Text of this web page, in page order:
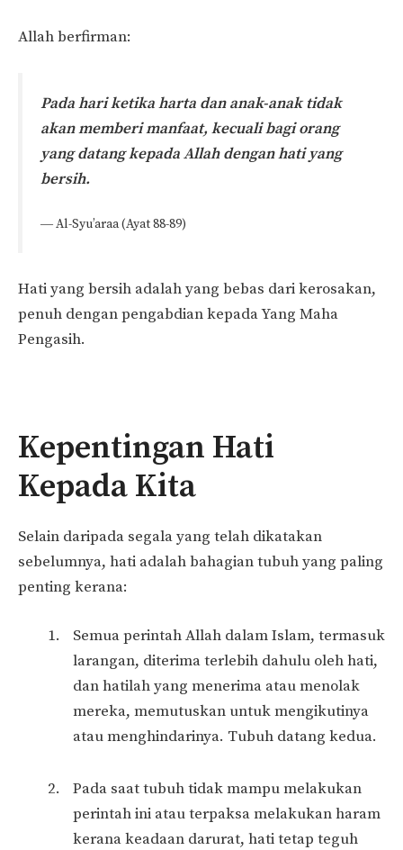
Allah berfirman:
Pada hari ketika harta dan anak-anak tidak
akan memberi manfaat, kecuali bagi orang
yang datang kepada Allah dengan hati yang
bersih.
― Al-Syu’araa (Ayat 88-89)
Hati yang bersih adalah yang bebas dari kerosakan,
penuh dengan pengabdian kepada Yang Maha
Pengasih.
Kepentingan Hati
Kepada Kita
Selain daripada segala yang telah dikatakan
sebelumnya, hati adalah bahagian tubuh yang paling
penting kerana:
Semua perintah Allah dalam Islam, termasuk
larangan, diterima terlebih dahulu oleh hati,
dan hatilah yang menerima atau menolak
mereka, memutuskan untuk mengikutinya
atau menghindarinya. Tubuh datang kedua.
Pada saat tubuh tidak mampu melakukan
perintah ini atau terpaksa melakukan haram
kerana keadaan darurat, hati tetap teguh